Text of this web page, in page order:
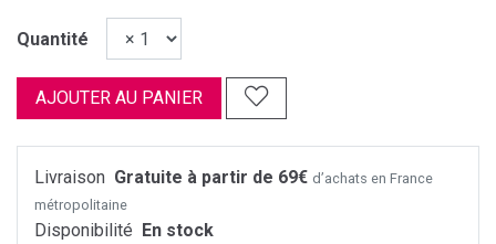
Quantité
AJOUTER AU PANIER
Livraison Gratuite à partir de 69€ d’achats en France
métropolitaine
Disponibilité En stock